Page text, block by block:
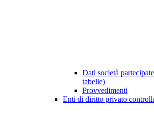
Dati società
tabelle)
Provvedimenti
Enti di diritto privato